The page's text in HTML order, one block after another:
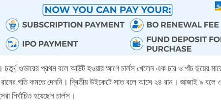
ওভারের প্রথম বলে আউট হওয়ার আগে চার্লস খেলেন এক চার ও পাঁচ ছয়ের
গতি কমতে দেননি। দ্বিতীয় উইকেটে সাত বলে আসে ২৪ রান। জাজাই ৯
নির্বাচিত হয়েছেন চার্লস।